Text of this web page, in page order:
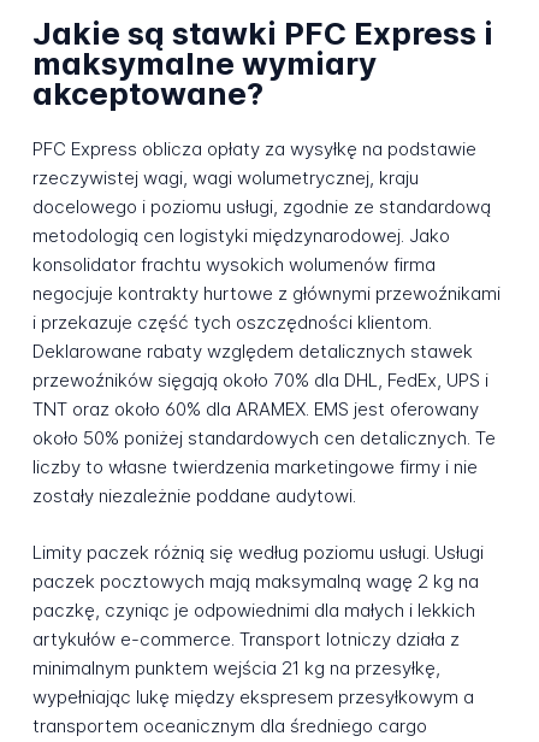
Jakie są stawki PFC Express i
maksymalne wymiary
akceptowane?
PFC Express oblicza opłaty za wysyłkę na podstawie
rzeczywistej wagi, wagi wolumetrycznej, kraju
docelowego i poziomu usługi, zgodnie ze standardową
metodologią cen logistyki międzynarodowej. Jako
konsolidator frachtu wysokich wolumenów firma
negocjuje kontrakty hurtowe z głównymi przewoźnikami
i przekazuje część tych oszczędności klientom.
Deklarowane rabaty względem detalicznych stawek
przewoźników sięgają około 70% dla DHL, FedEx, UPS i
TNT oraz około 60% dla ARAMEX. EMS jest oferowany
około 50% poniżej standardowych cen detalicznych. Te
liczby to własne twierdzenia marketingowe firmy i nie
zostały niezależnie poddane audytowi.
Limity paczek różnią się według poziomu usługi. Usługi
paczek pocztowych mają maksymalną wagę 2 kg na
paczkę, czyniąc je odpowiednimi dla małych i lekkich
artykułów e-commerce. Transport lotniczy działa z
minimalnym punktem wejścia 21 kg na przesyłkę,
wypełniając lukę między ekspresem przesyłkowym a
transportem oceanicznym dla średniego cargo